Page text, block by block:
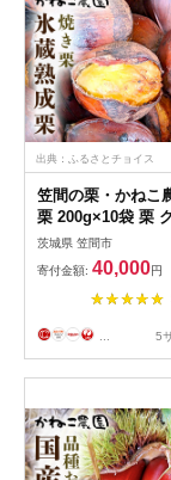
出典：ふるさとチョイス
笠間の栗・かねこ
栗 200g×10袋 栗
焼栗 茨城県 笠間市
茨城県 笠間市
寄付金額: 40,000円
5